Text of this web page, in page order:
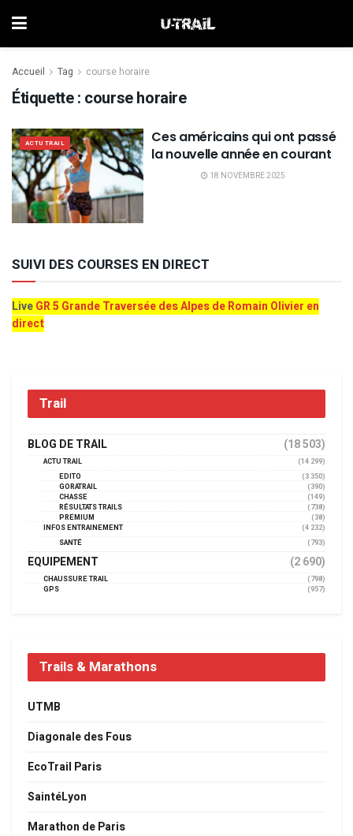
Accueil Tag course horaire
Étiquette : course horaire
ACTU TRAIL
Ces américains qui ont passé
la nouvelle année en courant
18 NOVEMBRE 2025
SUIVI DES COURSES EN DIRECT
LiveGR 5 Grande Traversée des Alpes de Romain Olivier en
direct
Trail
BLOG DE TRAIL (18 503)
ACTU TRAIL
(14 299)
EDITO
(3 350)
GORATRAIL
(390)
CHASSE
(149)
RÉSULTATS TRAILS
(738)
PREMIUM
(38)
INFOS ENTRAINEMENT
(4 232)
SANTÉ
(793)
EQUIPEMENT (2 690)
CHAUSSURE TRAIL
(798)
GPS
(957)
Trails & Marathons
UTMB
Diagonale des Fous
EcoTrail Paris
SaintéLyon
Marathon de Paris